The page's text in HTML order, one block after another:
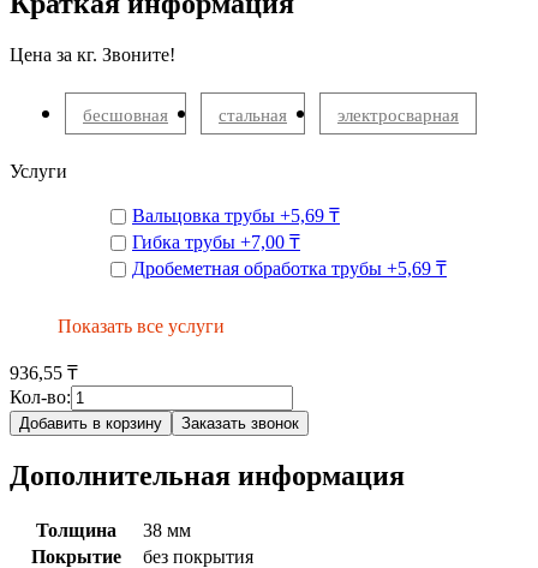
Цена за кг. Звоните!
бесшовная стальная электросварная
Услуги
Вальцовка трубы +5,69 ₸
Гибка трубы +7,00 ₸
Дробеметная обработка трубы +5,69 ₸
Показать все услуги
936,55 ₸
Кол-во:
Добавить в корзину Заказать звонок
Дополнительная информация
Толщина
38 мм
Покрытие
без покрытия